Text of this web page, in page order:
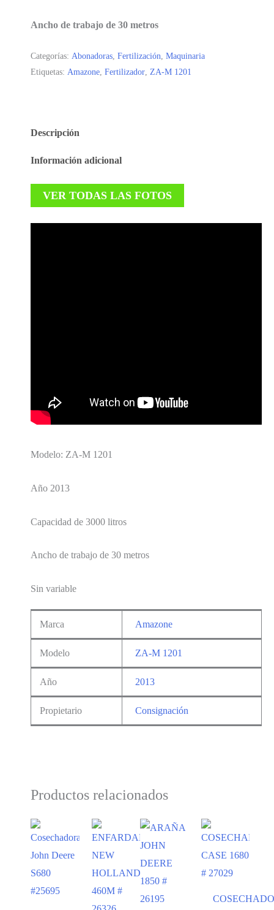
Ancho de trabajo de 30 metros
Categorías: Abonadoras, Fertilización, Maquinaria
Etiquetas: Amazone, Fertilizador, ZA-M 1201
Descripción
Información adicional
VER TODAS LAS FOTOS
Modelo: ZA-M 1201
Año 2013
Capacidad de 3000 litros
Ancho de trabajo de 30 metros
Sin variable
Marca Amazone
Modelo ZA-M 1201
Año 2013
Propietario Consignación
Productos relacionados